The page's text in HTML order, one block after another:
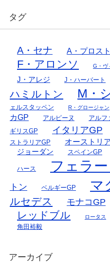
タグ
A・セナ A・プロスト
F・アロンソ G・ヴ
J・アレジ J・ハーバート
ハミルトン
M・
ェルスタッペン
R・グロージャン
カGP
アルピーヌ アルフ
ギリスGP
イタリアGP
ストラリアGP
オーストリ
ジョーダン スペインGP
ハース フェラー
トン
ベルギーGP マ
ルセデス
モナコGP
レッドブル ロータス
角田裕毅
アーカイブ